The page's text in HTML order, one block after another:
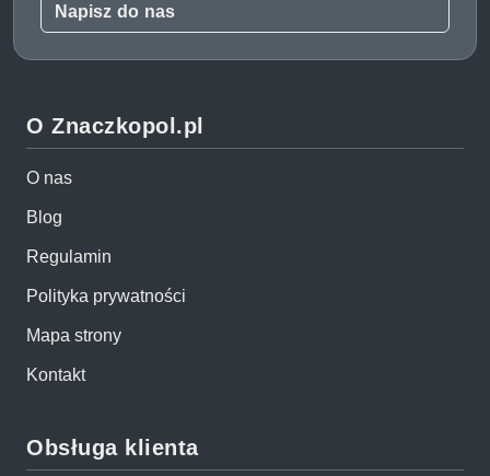
Napisz do nas
O Znaczkopol.pl
O nas
Blog
Regulamin
Polityka prywatności
Mapa strony
Kontakt
Obsługa klienta